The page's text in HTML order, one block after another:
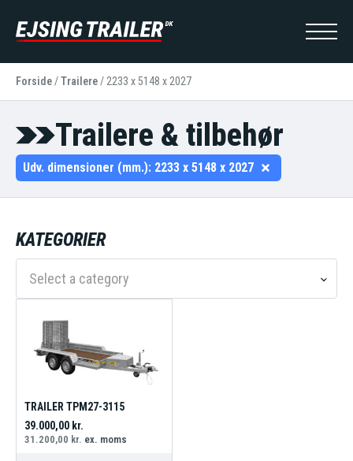
Forside/Trailere/ 2233 x 5148 x 2027
Trailere & tilbehør
Udv. dimensioner (mm.): 2233 x 5148 x 2027
KATEGORIER
Select a category
TRAILER TPM27-3115
39.000,00 kr.
31.200,00 kr. ex. moms